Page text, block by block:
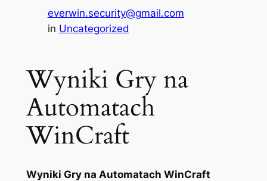
everwin.security@gmail.com
in Uncategorized
Wyniki Gry na
Automatach
WinCraft
Wyniki Gry na Automatach WinCraft